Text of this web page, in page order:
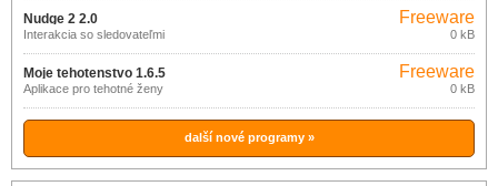
Nudge 2 2.0
Interakcia so sledovateľmi
Freeware
0 kB
Moje tehotenstvo 1.6.5
Aplikace pro tehotné ženy
Freeware
0 kB
další nové programy »